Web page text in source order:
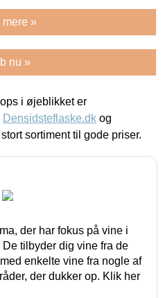
»
nu »
i øjeblikket er
Densidsteflaske.dk og
sortiment til gode priser.
der har fokus på vine i
tilbyder dig vine fra de
enkelte vine fra nogle af
der dukker op. Klik her